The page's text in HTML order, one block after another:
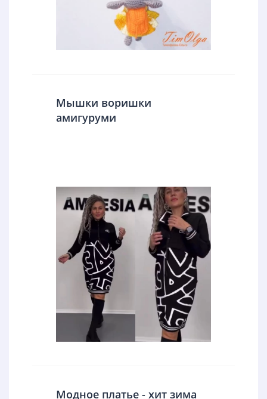
Мышки воришки
амигуруми
Модное платье - хит зима